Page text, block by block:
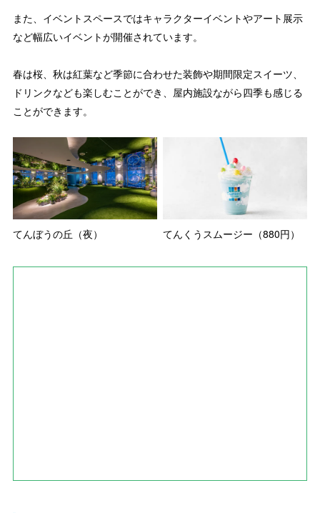
また、イベントスペースではキャラクターイベントやアート展示
など幅広いイベントが開催されています。
春は桜、秋は紅葉など季節に合わせた装飾や期間限定スイーツ、
ドリンクなども楽しむことができ、屋内施設ながら四季も感じる
ことができます。
てんぼうの丘（夜） てんくうスムージー（880円）